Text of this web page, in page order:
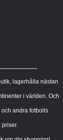
lagerhålla nästan
i världen. Och
andra fotbolls
priser.